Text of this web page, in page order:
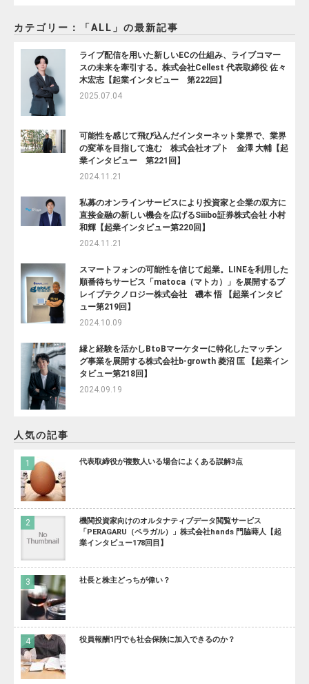
カテゴリー：「ALL」の最新記事
ライブ配信を用いた新しいECの仕組み、ライブコマー
スの未来を牽引する。株式会社Cellest 代表取締役 佐々
木宏志【起業インタビュー 第222回】
2025.07.04
可能性を感じて飛び込んだインターネット業界で、業界
の変革を目指して進む 株式会社オプト 金澤 大輔【起
業インタビュー 第221回】
2024.11.21
私募のオンラインサービスにより投資家と企業の双方に
直接金融の新しい機会を広げるSiiibo証券株式会社 小村
和輝【起業インタビュー第220回】
2024.11.21
スマートフォンの可能性を信じて起業。LINEを利用した
順番待ちサービス「matoca（マトカ）」を展開するブ
レイブテクノロジー株式会社 磯本 悟 【起業インタビ
ュー第219回】
2024.10.09
縁と経験を活かしBtoBマーケターに特化したマッチン
グ事業を展開する株式会社b-growth 菱沼 匡 【起業イン
タビュー第218回】
2024.09.19
人気の記事
代表取締役が複数人いる場合によくある誤解3点
機関投資家向けのオルタナティブデータ閲覧サービス
「PERAGARU（ペラガル）」株式会社hands 門脇蒔人【起
業インタビュー178回目】
社長と株主どっちが偉い？
役員報酬1円でも社会保険に加入できるのか？